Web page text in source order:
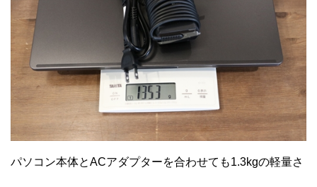
パソコン本体とACアダプターを合わせても1.3kgの軽量さ